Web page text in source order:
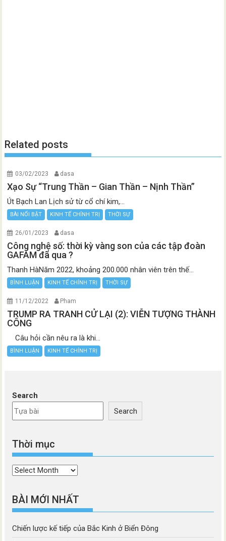
Related posts
03/02/2023 dasa
Xạo Sự “Trung Thần – Gian Thần – Nịnh Thần”
Út Bạch Lan Lịch sử từ cổ chí kim,...
BÀI NỔI BẬT KINH TẾ CHÍNH TRỊ THỜI SỰ
26/01/2023 dasa
Công nghệ số: thời kỳ vàng son của các tập đoàn
GAFAM đã qua ?
Thanh HàNăm 2022, khoảng 200.000 nhân viên trên thế...
BÌNH LUẬN KINH TẾ CHÍNH TRỊ THỜI SỰ
11/12/2022 Pham
TRUMP RA TRANH CỬ LẠI (2): VIỄN TƯỢNG THÀNH
CÔNG
Câu hỏi cần nêu ra là khi...
BÌNH LUẬN KINH TẾ CHÍNH TRỊ
Search
Search
Thời mục
Thời
BÀI MỚI NHẤT
Chiến lược kế tiếp của Bắc Kinh ở Biển Đông